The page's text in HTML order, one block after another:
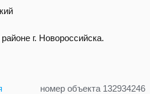
г. Новороссийска.
номер объекта 132934246